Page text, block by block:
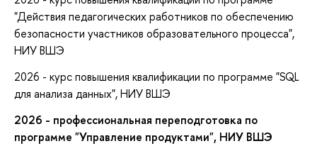
"Действия педагогических работников по обеспечению
безопасности участников образовательного процесса",
НИУ ВШЭ
2026 - курс повышения квалификации по программе "SQL
для анализа данных", НИУ ВШЭ
2026 - профессиональная переподготовка по
программе "Управление продуктами", НИУ ВШЭ